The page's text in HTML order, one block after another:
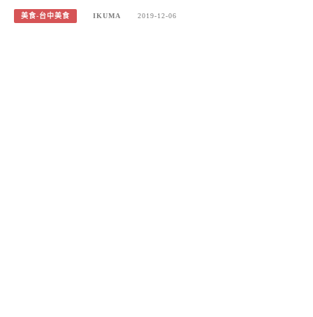
美食-台中美食 IKUMA 2019-12-06